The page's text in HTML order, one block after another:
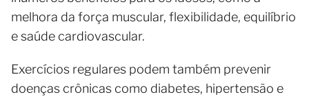
melhora da força muscular, flexibilidade, equilíbrio
e saúde cardiovascular.
Exercícios regulares podem também prevenir
doenças crônicas como diabetes, hipertensão e